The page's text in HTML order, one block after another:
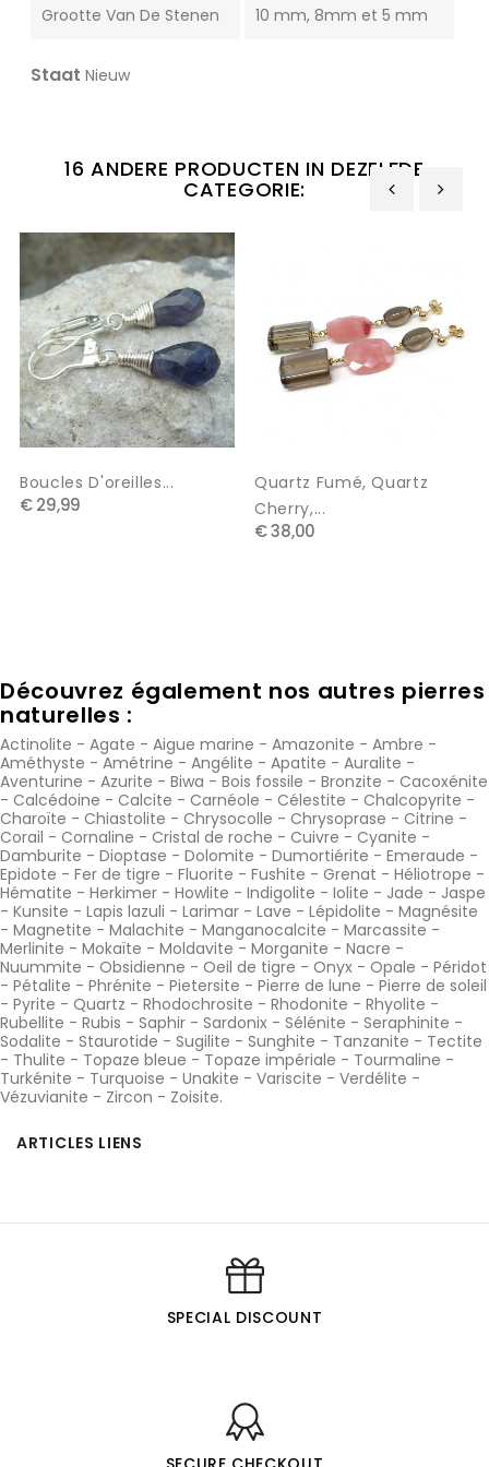
Grootte Van De Stenen 10 mm, 8mm et 5 mm
Staat Nieuw
16 ANDERE PRODUCTEN IN DEZELFDE
CATEGORIE:
Boucles D'oreilles...
€ 29,99
Quartz Fumé, Quartz
Cherry,...
€ 38,00
Découvrez également nos autres pierres
naturelles :
Actinolite - Agate - Aigue marine - Amazonite - Ambre -
Améthyste - Amétrine - Angélite - Apatite - Auralite -
Aventurine - Azurite - Biwa - Bois fossile - Bronzite - Cacoxénite
- Calcédoine - Calcite - Carnéole - Célestite - Chalcopyrite -
Charoïte - Chiastolite - Chrysocolle - Chrysoprase - Citrine -
Corail - Cornaline - Cristal de roche - Cuivre - Cyanite -
Damburite - Dioptase - Dolomite - Dumortiérite - Emeraude -
Epidote - Fer de tigre - Fluorite - Fushite - Grenat - Héliotrope -
Hématite - Herkimer - Howlite - Indigolite - Iolite - Jade - Jaspe
- Kunsite - Lapis lazuli - Larimar - Lave - Lépidolite - Magnésite
- Magnetite - Malachite - Manganocalcite - Marcassite -
Merlinite - Mokaïte - Moldavite - Morganite - Nacre -
Nuummite - Obsidienne - Oeil de tigre - Onyx - Opale - Péridot
- Pétalite - Phrénite - Pietersite - Pierre de lune - Pierre de soleil
- Pyrite - Quartz - Rhodochrosite - Rhodonite - Rhyolite -
Rubellite - Rubis - Saphir - Sardonix - Sélénite - Seraphinite -
Sodalite - Staurotide - Sugilite - Sunghite - Tanzanite - Tectite
- Thulite - Topaze bleue - Topaze impériale - Tourmaline -
Turkénite - Turquoise - Unakite - Variscite - Verdélite -
Vézuvianite - Zircon - Zoisite.
ARTICLES LIENS
SPECIAL DISCOUNT